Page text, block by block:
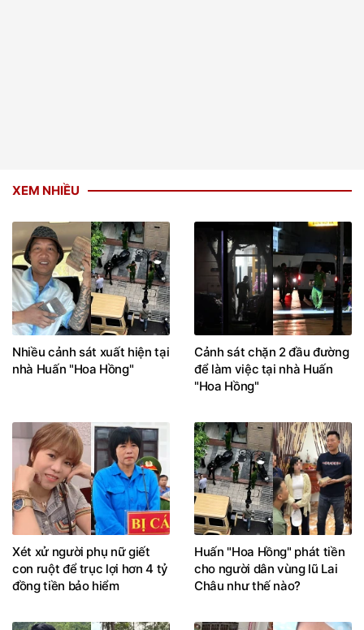
XEM NHIỀU
Nhiều cảnh sát xuất hiện tại
nhà Huấn "Hoa Hồng"
Cảnh sát chặn 2 đầu đường
để làm việc tại nhà Huấn
"Hoa Hồng"
Xét xử người phụ nữ giết
con ruột để trục lợi hơn 4 tỷ
đồng tiền bảo hiểm
Huấn "Hoa Hồng" phát tiền
cho người dân vùng lũ Lai
Châu như thế nào?